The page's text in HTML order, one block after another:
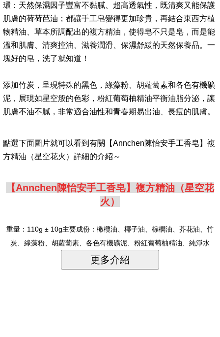
環：天然保濕因子豐富不黏膩、超高透氣性，既清爽又能保護
肌膚的荷荷芭油；都讓手工皂變得更加珍貴，再結合東西方植
物精油、草本所調配出的複方精油，使得皂不只是皂，而是能
溫和肌膚、清爽控油、滋養潤滑、保濕舒緩的天然保養品。一
塊好的皂，洗了就知道！
添加竹炭，呈現特殊的黑色，綠藻粉、胡蘿蔔素和各色有機礦
泥，展現如星空般的色彩，粉紅葡萄柚精油平衡油脂分泌，讓
肌膚不油不膩，非常適合油性和青春期易出油、長痘的肌膚。
點選下面圖片就可以看到有關【Annchen陳怡安手工香皂】複
方精油（星空花火）詳細的介紹～
【Annchen陳怡安手工香皂】複方精油（星空花
火）
重量：110g ± 10g主要成份：橄欖油、椰子油、棕櫚油、芥花油、竹
炭、綠藻粉、胡蘿蔔素、各色有機礦泥、粉紅葡萄柚精油、純淨水